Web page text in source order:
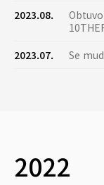
2023.08.
2023.07.
Se
2022